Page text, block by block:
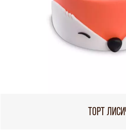
ТОРТ